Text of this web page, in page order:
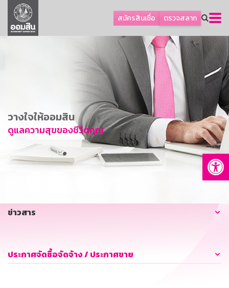
สมัครสินเชื่อ ตรวจสลาก
ลูกค้าธุรกิจ
ลูกค้าผู้ประกอบรายย่อย
การพัฒนาที่ยั่งยืน
ข่าวสาร
บริการทางการเงิน
อื่นๆ
วางใจให้ออมสิน
ดูแลความสุขของชีวิตคุณ
ข่าวสาร
ประกาศจัดซื้อจัดจ้าง / ประกาศขาย